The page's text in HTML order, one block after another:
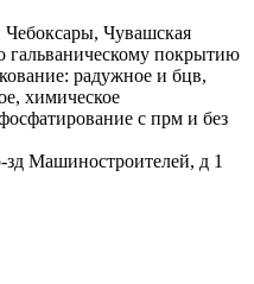
Чебоксары, Чувашская
гальваническому покрытию
радужное и бцв,
химическое
с прм и без
Машиностроителей, д 1